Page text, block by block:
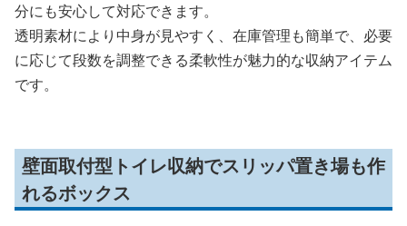
分にも安心して対応できます。
透明素材により中身が見やすく、在庫管理も簡単で、必要
に応じて段数を調整できる柔軟性が魅力的な収納アイテム
です。
壁面取付型トイレ収納でスリッパ置き場も作
れるボックス